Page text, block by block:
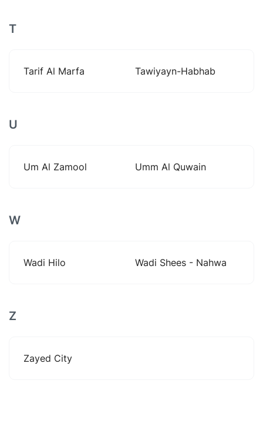
T
Tarif Al Marfa Tawiyayn-Habhab
U
Um Al Zamool Umm Al Quwain
W
Wadi Hilo Wadi Shees - Nahwa
Z
Zayed City